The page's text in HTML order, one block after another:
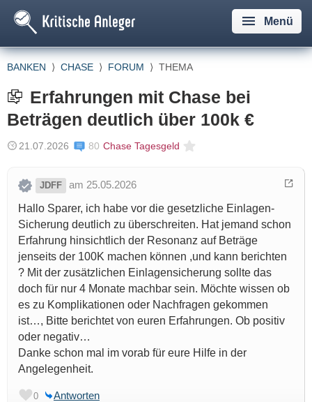
Menü
BANKEN ⟩ CHASE ⟩ FORUM ⟩ THEMA
Erfahrungen mit Chase bei
Beträgen deutlich über 100k €
21.07.2026 80 Chase Tagesgeld
JDFF
am 25.05.2026
Hallo Sparer, ich habe vor die gesetzliche Einlagen-
Sicherung deutlich zu überschreiten. Hat jemand schon
Erfahrung hinsichtlich der Resonanz auf Beträge
jenseits der 100K machen können ,und kann berichten
? Mit der zusätzlichen Einlagensicherung sollte das
doch für nur 4 Monate machbar sein. Möchte wissen ob
es zu Komplikationen oder Nachfragen gekommen
ist…, Bitte berichtet von euren Erfahrungen. Ob positiv
oder negativ…
Danke schon mal im vorab für eure Hilfe in der
Angelegenheit.
0 Antworten